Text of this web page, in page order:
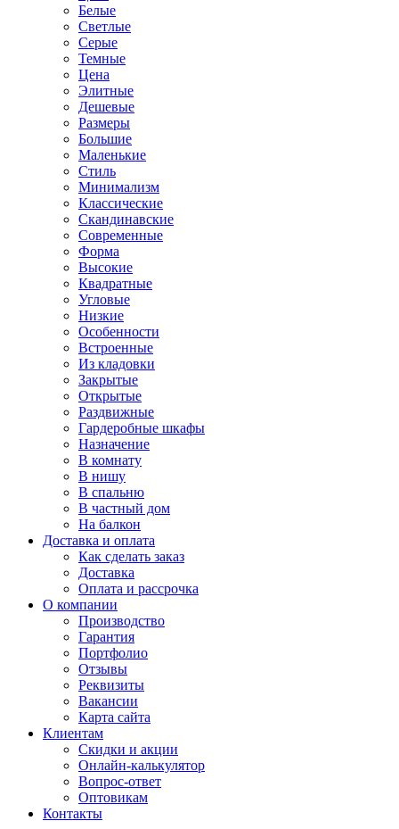
Белые
Светлые
Серые
Темные
Цена
Элитные
Дешевые
Размеры
Большие
Маленькие
Стиль
Минимализм
Классические
Скандинавские
Современные
Форма
Высокие
Квадратные
Угловые
Низкие
Особенности
Встроенные
Из кладовки
Закрытые
Открытые
Раздвижные
Гардеробные шкафы
Назначение
В комнату
В нишу
В спальню
В частный дом
На балкон
Доставка и оплата
Как сделать заказ
Доставка
Оплата и рассрочка
О компании
Производство
Гарантия
Портфолио
Отзывы
Реквизиты
Вакансии
Карта сайта
Клиентам
Скидки и акции
Онлайн-калькулятор
Вопрос-ответ
Оптовикам
Контакты